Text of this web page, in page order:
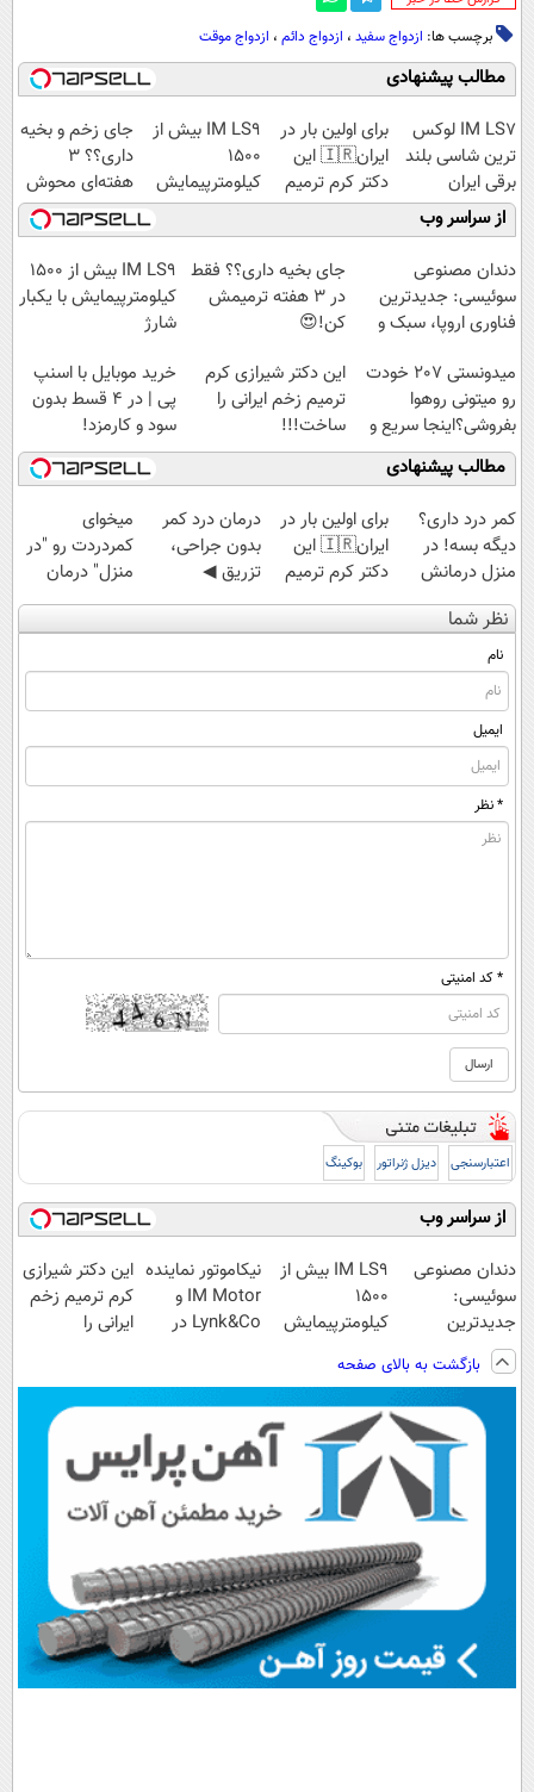
برچسب ها: ازدواج سفید ، ازدواج دائم ، ازدواج موقت
مطالب پیشنهادی
IM LS7 لوکس
ترین شاسی بلند
برقی ایران
برای اولین بار در
ایران🇮🇷 این
دکتر کرم ترمیم
کننده 23 روزه
ساخت!
IM LS9 بیش از
1500
کیلومترپیمایش
با یکبار شارژ
جای زخم و بخیه
داری؟؟ 3
هفته‌ای محوش
کن!
از سراسر وب
دندان مصنوعی
سوئیسی: جدیدترین
فناوری اروپا، سبک و
قسطی
جای بخیه داری؟؟ فقط
در 3 هفته ترمیمش
کن!😍
IM LS9 بیش از 1500
کیلومترپیمایش با یکبار
شارژ
میدونستی 207 خودت
رو میتونی روهوا
بفروشی؟اینجا سریع و
راحت بفروش
این دکتر شیرازی کرم
ترمیم زخم ایرانی را
ساخت!!!
خرید موبایل با اسنپ
پی | در ۴ قسط بدون
سود و کارمزد!
مطالب پیشنهادی
کمر درد داری؟
دیگه بسه! در
منزل درمانش
کن
(◀پرسش‌نامه)
برای اولین بار در
ایران🇮🇷 این
دکتر کرم ترمیم
کننده 23 روزه
ساخت!
درمان درد کمر
بدون جراحی،
تزریق ◀
پرسش‌نامه رو پر
کن ▶
میخوای
کمردردت رو "در
منزل" درمان
کنی؟ (◂فیلم +
◂پرسش‌نامه)
نظر شما
نام
ایمیل
* نظر
* کد امنیتی
اعتبارسنجی دیزل ژنراتور بوکینگ
از سراسر وب
دندان مصنوعی
سوئیسی:
جدیدترین
فناوری اروپا،
سبک و مقاوم |
پرداخت قسطی
IM LS9 بیش از
1500
کیلومترپیمایش
نیکاموتور نماینده
IM Motor و
Lynk&Co در
این دکتر شیرازی
کرم ترمیم زخم
ایرانی را
بازگشت به بالای صفحه